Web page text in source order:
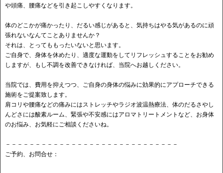
や頭痛、腰痛などを引き起こしやすくなります。
体のどこかが痛かったり、だるい感じがあると、気持ちはやる気があるのに頑
張れないなんてことありませんか？
それは、とってももったいないと思います。
ご自身で、身体を休めたり、適度な運動をしてリフレッシュすることをお勧め
しますが、もし不調を改善できなければ、当院へお越しください。
当院では、費用を抑えつつ、ご自身の身体の悩みに効果的にアプローチできる
施術をご提案致します。
肩コリや腰痛などの痛みにはストレッチやラジオ波温熱療法、体のだるさやし
んどさには酸素ルーム、緊張や不安感にはアロマトリートメントなど、お身体
のお悩み、お気軽にご相談くださいね。
－－－－－－－－－－－－－－－－－－－－－－－－－－－－－
ご予約、お問合せ：